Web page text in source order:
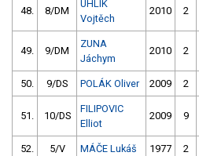
48. 8/DM
UHLÍK
Vojtěch
2010 2
49. 9/DM
ZUNA
Jáchym
2010 2
50. 9/DS POLÁK Oliver 2009 2
51. 10/DS
FILIPOVIC
Elliot
2009 9
52. 5/V MÁČE Lukáš 1977 2